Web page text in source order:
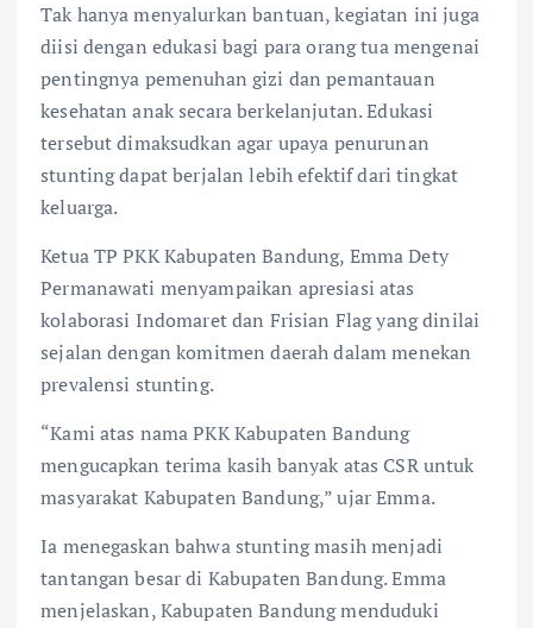
Tak hanya menyalurkan bantuan, kegiatan ini juga
diisi dengan edukasi bagi para orang tua mengenai
pentingnya pemenuhan gizi dan pemantauan
kesehatan anak secara berkelanjutan. Edukasi
tersebut dimaksudkan agar upaya penurunan
stunting dapat berjalan lebih efektif dari tingkat
keluarga.
Ketua TP PKK Kabupaten Bandung, Emma Dety
Permanawati menyampaikan apresiasi atas
kolaborasi Indomaret dan Frisian Flag yang dinilai
sejalan dengan komitmen daerah dalam menekan
prevalensi stunting.
“Kami atas nama PKK Kabupaten Bandung
mengucapkan terima kasih banyak atas CSR untuk
masyarakat Kabupaten Bandung,” ujar Emma.
Ia menegaskan bahwa stunting masih menjadi
tantangan besar di Kabupaten Bandung. Emma
menjelaskan, Kabupaten Bandung menduduki